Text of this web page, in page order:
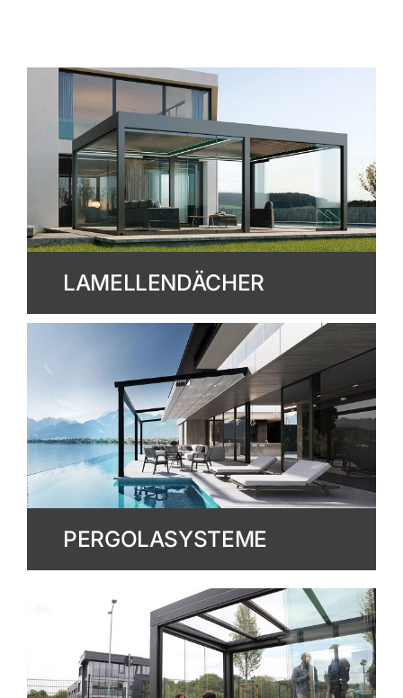
LAMELLENDÄCHER
PERGOLASYSTEME